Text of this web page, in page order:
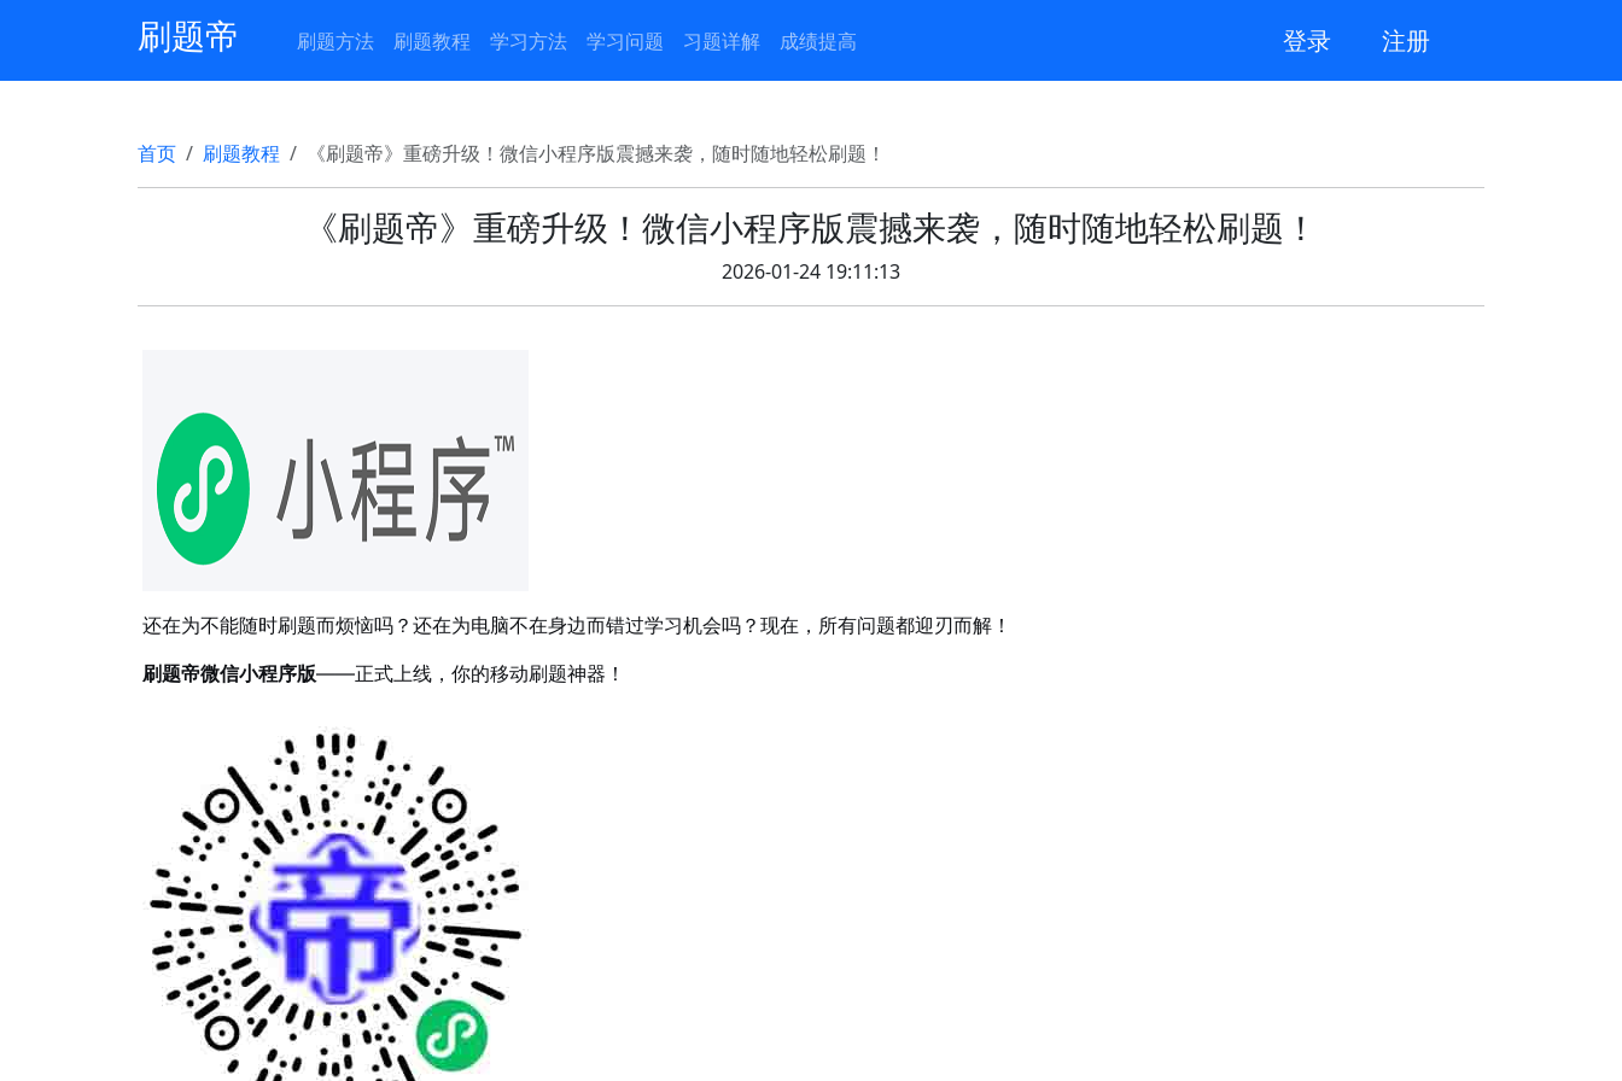
刷题帝 刷题方法 刷题教程 学习方法 学习问题 习题详解 成绩提高 登录 注册
首页 刷题教程 《刷题帝》重磅升级！微信小程序版震撼来袭，随时随地轻松刷题！
《刷题帝》重磅升级！微信小程序版震撼来袭，随时随地轻松刷题！
2026-01-24 19:11:13
还在为不能随时刷题而烦恼吗？还在为电脑不在身边而错过学习机会吗？现在，所有问题都迎刃而解！
刷题帝微信小程序版——正式上线，你的移动刷题神器！